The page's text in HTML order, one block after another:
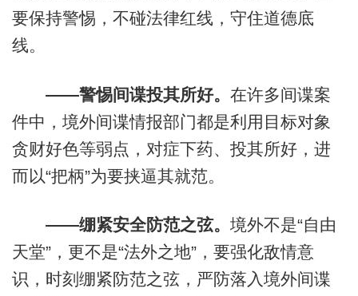
要保持警惕，不碰法律红线，守住道德底
线。
——警惕间谍投其所好。 在许多间谍案
件中，境外间谍情报部门都是利用目标对象
贪财好色等弱点，对症下药、投其所好，进
而以“把柄”为要挟逼其就范。
——绷紧安全防范之弦。 境外不是“自由
天堂”，更不是“法外之地”，要强化敌情意
识，时刻绷紧防范之弦，严防落入境外间谍